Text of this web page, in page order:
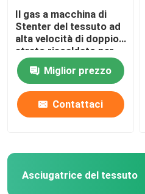
Il gas a macchina di
Stenter del tessuto ad
alta velocità di doppio
strato riscaldato per
tricotta il tessuto
Miglior prezzo
Contattaci
Asciugatrice del tessuto